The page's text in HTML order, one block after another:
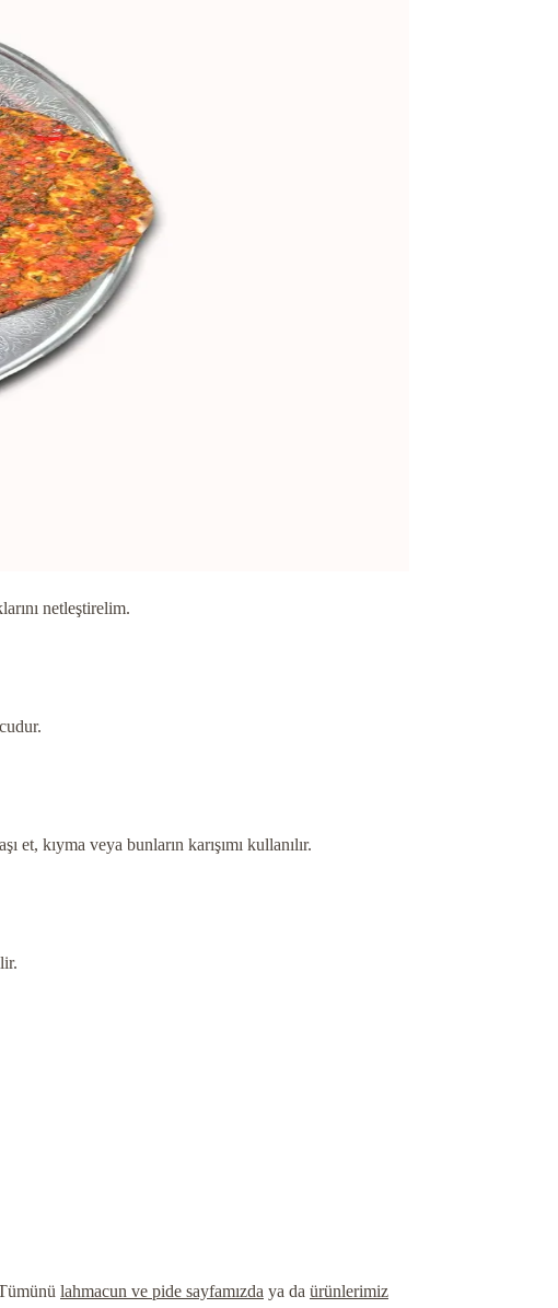
netleştirelim.
kıyma veya bunların karışımı kullanılır.
lahmacun ve pide sayfamızda ya da ürünlerimiz